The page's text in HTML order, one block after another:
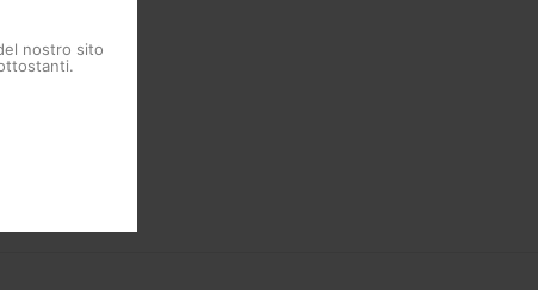
nostro sito